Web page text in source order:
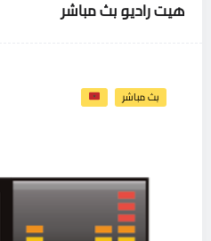
هيت راديو بث مباشر
بث مباشر